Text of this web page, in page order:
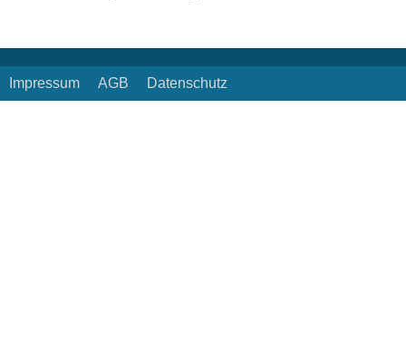
Impressum AGB Datenschutz